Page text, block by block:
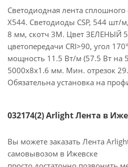
Светодиодная лента сплошного
X544. Светодиоды CSP, 544 шт/
8 мм, скотч 3M. Цвет ЗЕЛЕНЫЙ
цветопередачи CRI>90, угол
мощность 11.5 Вт/м (57.5 Вт на
5000x8x1.6 мм. Мин. отрезок
Обязательна установка на
032174(2) Arlight Лента в
Вы можете заказать Лента
самовывозом в Ижевске